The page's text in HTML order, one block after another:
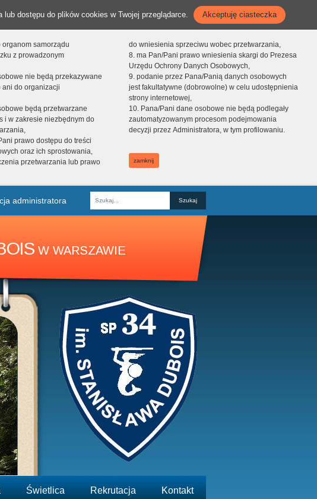
dostępu do plików cookies w Twojej przeglądarce. Akceptuję ciasteczka
organom samorządu
z prowadzonym
nie będą przekazywane
ani do organizacji
będą przetwarzane
i w zakresie niezbędnym do
prawo dostępu do treści
oraz ich sprostowania,
przetwarzania lub prawo
do wniesienia sprzeciwu wobec przetwarzania,
8. ma Pan/Pani prawo wniesienia skargi do Prezesa
Urzędu Ochrony Danych Osobowych,
9. podanie przez Pana/Panią danych osobowych
jest fakultatywne (dobrowolne) w celu udostępnienia
strony internetowej,
10. Pana/Pani dane osobowe nie będą podlegały
zautomatyzowanym procesom podejmowania
decyzji przez Administratora, w tym profilowaniu.
zamknij
administratora
Fraza
W WARSZAWIE
Świetlica Rekrutacja Kontakt